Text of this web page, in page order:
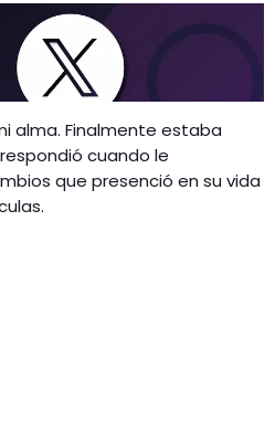
alma. Finalmente estaba
cuando le
que presenció en su vida